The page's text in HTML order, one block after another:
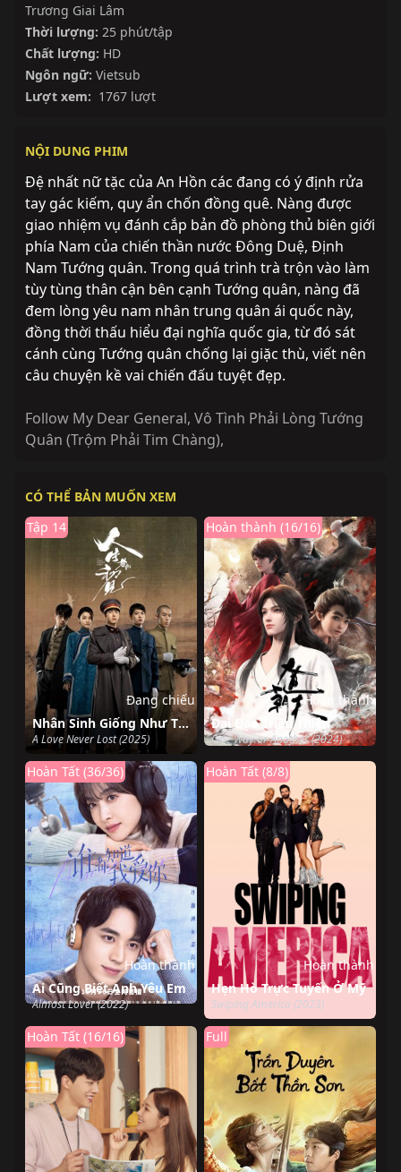
Trương Giai Lâm
Thời lượng: 25 phút/tập
Chất lượng: HD
Ngôn ngữ: Vietsub
Lượt xem: 1767 lượt
NỘI DUNG PHIM
Đệ nhất nữ tặc của An Hồn các đang có ý định rửa
tay gác kiếm, quy ẩn chốn đồng quê. Nàng được
giao nhiệm vụ đánh cắp bản đồ phòng thủ biên giới
phía Nam của chiến thần nước Đông Duệ, Định
Nam Tướng quân. Trong quá trình trà trộn vào làm
tùy tùng thân cận bên cạnh Tướng quân, nàng đã
đem lòng yêu nam nhân trung quân ái quốc này,
đồng thời thấu hiểu đại nghĩa quốc gia, từ đó sát
cánh cùng Tướng quân chống lại giặc thù, viết nên
câu chuyện kề vai chiến đấu tuyệt đẹp.
Follow My Dear General, Vô Tình Phải Lòng Tướng
Quân (Trộm Phải Tim Chàng),
CÓ THỂ BẢN MUỐN XEM
Nhân Sinh Giống Như Thuở Đầu Gặp Gỡ
A Love Never Lost (2025)
Tập 14
Đang chiếu
Đại Đạo Triều Thiên
One Way or Another (2024)
Hoàn thành (16/16)
Hoàn thành
Ai Cũng Biết Anh Yêu Em
Almost Lover (2022)
Hoàn Tất (36/36)
Hoàn thành
Hẹn Hò Trực Tuyến Ở Mỹ
Swiping America (2023)
Hoàn Tất (8/8)
Hoàn thành
Hoàn Tất (16/16) Full